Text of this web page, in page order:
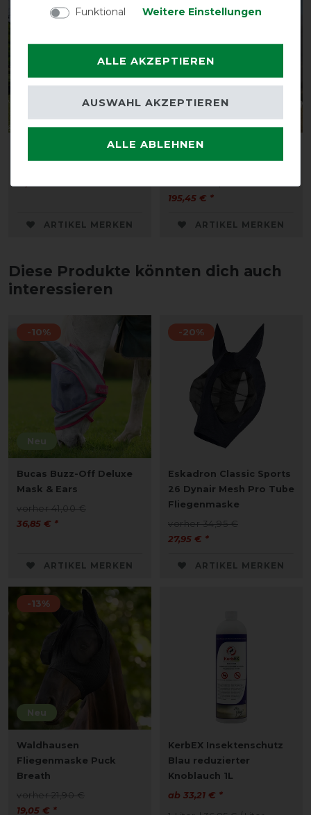
LeMieux Ride On Fly Rug
ARTIKEL MERKEN
-15%
LeMieux Kudos Gladiator
Fly Rug
195,45 € *
ARTIKEL MERKEN
Diese Produkte könnten dich auch
interessieren
Neu
-10%
Bucas Buzz-Off Deluxe
Mask & Ears
vorher 41,00 €
36,85 € *
ARTIKEL MERKEN
-20%
Eskadron Classic Sports
26 Dynair Mesh Pro Tube
Fliegenmaske
vorher 34,95 €
27,95 € *
ARTIKEL MERKEN
Neu
-13%
Waldhausen
Fliegenmaske Puck
Breath
vorher 21,90 €
19,05 € *
KerbEX Insektenschutz
Blau reduzierter
Knoblauch 1L
ab 33,21 € *
Funktional
Weitere Einstellungen
ALLE AKZEPTIEREN
ALLE ABLEHNEN
AUSWAHL AKZEPTIEREN